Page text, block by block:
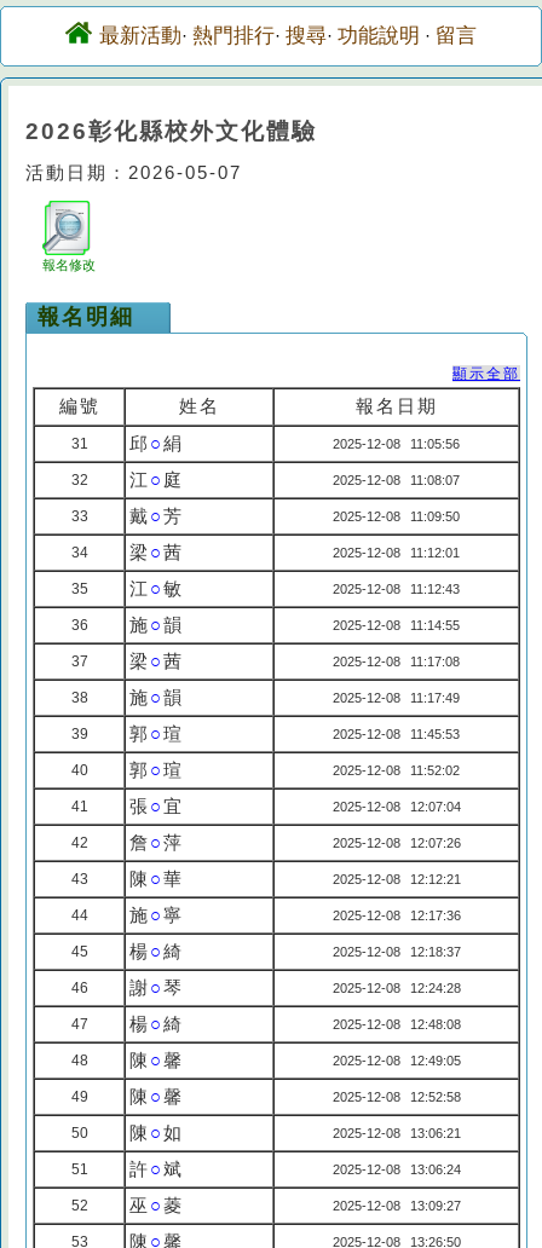
最新活動· 熱門排行· 搜尋· 功能說明 · 留言
2026彰化縣校外文化體驗
活動日期：2026-05-07
報名修改
報名明細
顯示全部
編號 姓名 報名日期
31 邱 ○絹 2025-12-08 11:05:56
32 江 ○ 庭 2025-12-08 11:08:07
33 戴○芳 2025-12-08 11:09:50
34 梁 ○茜 2025-12-08 11:12:01
35 江 ○敏 2025-12-08 11:12:43
36 施○韻 2025-12-08 11:14:55
37 梁 ○茜 2025-12-08 11:17:08
38 施○韻 2025-12-08 11:17:49
39 郭 ○瑄 2025-12-08 11:45:53
40 郭 ○瑄 2025-12-08 11:52:02
41 張○宜 2025-12-08 12:07:04
42 詹○萍 2025-12-08 12:07:26
43 陳 ○華 2025-12-08 12:12:21
44 施○寧 2025-12-08 12:17:36
45 楊○綺 2025-12-08 12:18:37
46 謝○琴 2025-12-08 12:24:28
47 楊○綺 2025-12-08 12:48:08
48 陳 ○ 馨 2025-12-08 12:49:05
49 陳 ○ 馨 2025-12-08 12:52:58
50 陳 ○如 2025-12-08 13:06:21
51 許○斌 2025-12-08 13:06:24
52 巫 ○菱 2025-12-08 13:09:27
53 陳 ○ 馨 2025-12-08 13:26:50